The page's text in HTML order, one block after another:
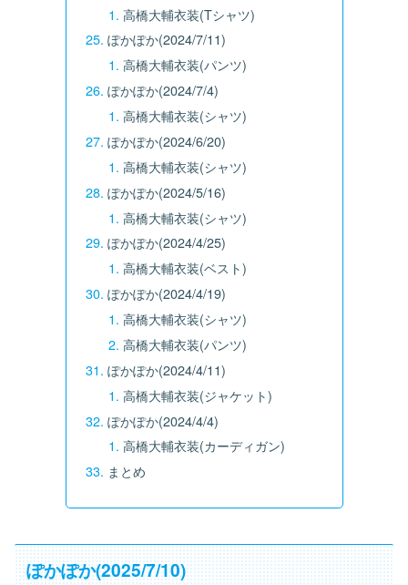
高橋大輔衣装(Tシャツ)
ぽかぽか(2024/7/11)
高橋大輔衣装(パンツ)
ぽかぽか(2024/7/4)
高橋大輔衣装(シャツ)
ぽかぽか(2024/6/20)
高橋大輔衣装(シャツ)
ぽかぽか(2024/5/16)
高橋大輔衣装(シャツ)
ぽかぽか(2024/4/25)
高橋大輔衣装(ベスト)
ぽかぽか(2024/4/19)
高橋大輔衣装(シャツ)
高橋大輔衣装(パンツ)
ぽかぽか(2024/4/11)
高橋大輔衣装(ジャケット)
ぽかぽか(2024/4/4)
高橋大輔衣装(カーディガン)
まとめ
ぽかぽか(2025/7/10)